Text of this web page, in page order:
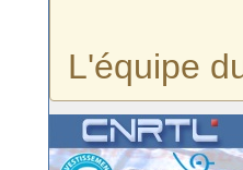
L'équipe